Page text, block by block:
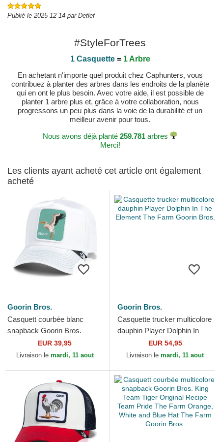
Publié le 2025-12-14 par Detlef
#StyleForTrees
1 Casquette= 1 Arbre
En achetant n'importe quel produit chez Caphunters, vous
contribuez à planter des arbres dans les endroits de la planète
qui en ont le plus besoin. Avec votre aide, il est possible de
planter 1 arbre plus et, grâce à votre collaboration, nous
progressons un peu plus dans la voie de la durabilité et un
meilleur avenir pour tous.
Nous avons déjà planté 259.781 arbres
Merci!
Les clients ayant acheté cet article ont également
acheté
Goorin Bros.
Casquett courbée blanc
snapback Goorin Bros.
Pelican Bird Escape Not Into
Yoga Great Escape The...
EUR 39,95
Livraison le mardi, 11 aout
Goorin Bros.
Casquette trucker multicolore
dauphin Player Dolphin In
The Element The Farm
Goorin Bros.
EUR 54,95
Livraison le mardi, 11 aout